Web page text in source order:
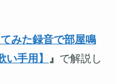
みた録音で部屋鳴
手用】
』 で解説し